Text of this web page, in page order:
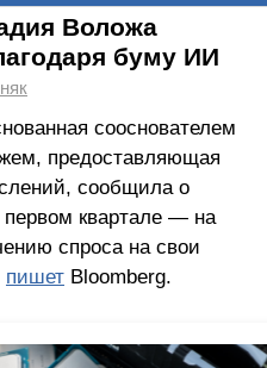
Воложа
буму ИИ
сооснователем
предоставляющая
сообщила о
квартале — на
спроса на свои
пишетBloomberg.